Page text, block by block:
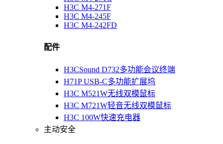
H3C M4-271F
H3C M4-245F
H3C M4-242FD
配件
H3CSound D732多功能会议终端
H71P USB-C多功能扩展坞
H3C M521W无线双模鼠标
H3C M721W轻音无线双模鼠标
H3C 100W快速充电器
主动安全